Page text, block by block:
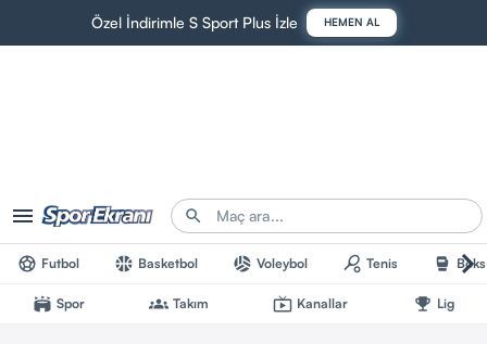
Özel İndirimle S Sport Plus İzle HEMEN AL
Futbol Basketbol Voleybol Tenis Boks
Spor Takım Kanallar Lig